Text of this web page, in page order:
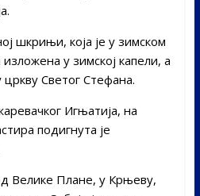
шкрињи, која је у зимском
у зимској капели, а
Светог Стефана.
Игњатија, на
подигнута је
Велике Плане, у Крњеву,